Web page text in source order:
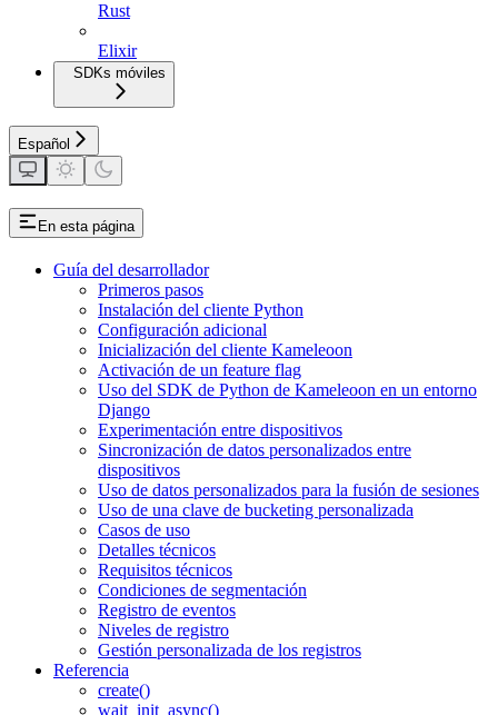
Rust
Elixir
SDKs móviles
Español
En esta página
Guía del desarrollador
Primeros pasos
Instalación del cliente Python
Configuración adicional
Inicialización del cliente Kameleoon
Activación de un feature flag
Uso del SDK de Python de Kameleoon en un entorno
Django
Experimentación entre dispositivos
Sincronización de datos personalizados entre
dispositivos
Uso de datos personalizados para la fusión de sesiones
Uso de una clave de bucketing personalizada
Casos de uso
Detalles técnicos
Requisitos técnicos
Condiciones de segmentación
Registro de eventos
Niveles de registro
Gestión personalizada de los registros
Referencia
create()
wait_init_async()